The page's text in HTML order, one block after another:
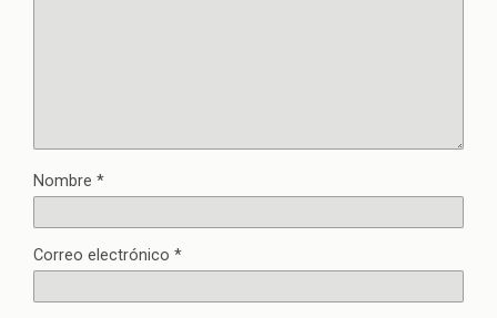
Nombre *
Correo electrónico *